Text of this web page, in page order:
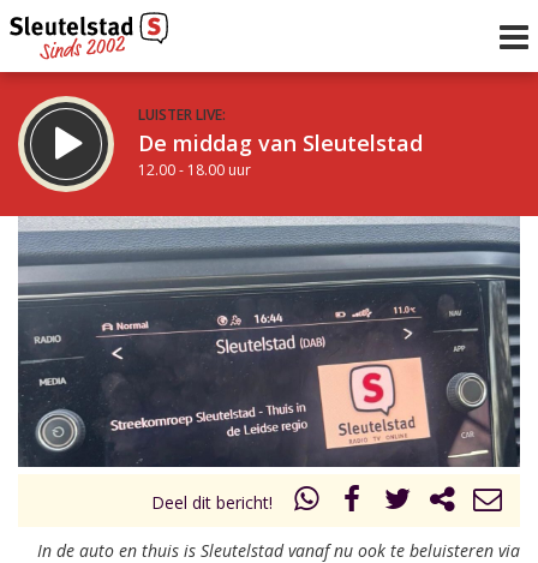
LUISTER LIVE:
De middag van Sleutelstad
12.00 - 18.00 uur
STRAKS:
De avond van Sleutelstad
18.00 - 21.00 uur
Vorig uur
uur 1 van 0 Volgend uur
Deel dit bericht!
In de auto en thuis is Sleutelstad vanaf nu ook te beluisteren via